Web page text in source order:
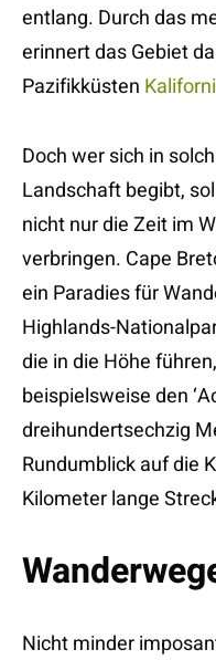
entlang. Durch das
erinnert das Gebiet
Pazifikküsten
Doch wer sich in
Landschaft begibt,
nicht nur die Zeit im
verbringen. Cape
ein Paradies für
Highlands-
die in die Höhe
beispielsweise den
dreihundertsechzig
Rundumblick auf die
Kilometer lange
Nicht minder